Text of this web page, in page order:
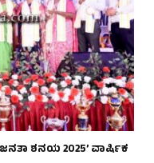
ಶನಯ 2025’ ವಾರ್ಷಿಕ